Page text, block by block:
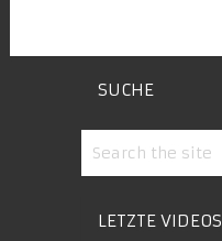
SUCHE
LETZTE VIDEOS